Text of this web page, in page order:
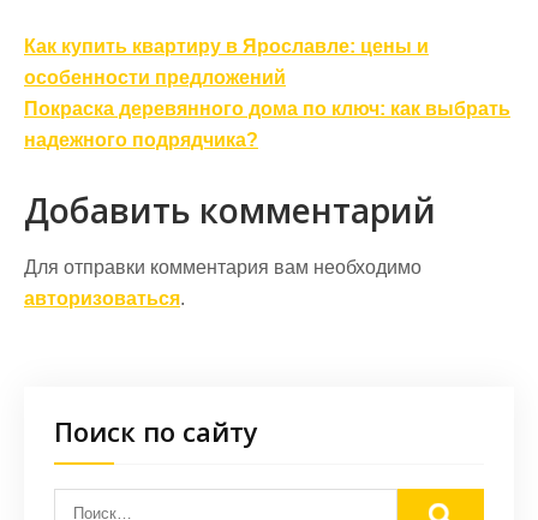
Навигация
по
записям
Как купить квартиру в Ярославле: цены и
особенности предложений
Покраска деревянного дома по ключ: как выбрать
надежного подрядчика?
Добавить комментарий
Для отправки комментария вам необходимо
авторизоваться.
Поиск по сайту